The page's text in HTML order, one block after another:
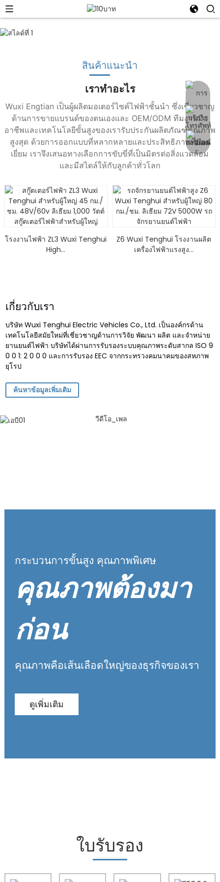
สินค้าแนะนำ
เราทำอะไร
Wuxi Engtian เป็นผู้ผลิตมอเตอร์ไซค์ไฟฟ้าชั้นนำ ซึ่งเชี่ยวชาญ
ด้านการขายแบรนด์ของตนเองและ OEM/ODM ทีมงานมือ
อาชีพและเทคโนโลยีขั้นสูงของเรารับประกันผลิตภัณฑ์คุณภาพ
สูงสุด ด้วยการออกแบบที่หลากหลายและประสิทธิภาพที่ยอด
เยี่ยม เราจึงเสนอทางเลือกการขับขี่ที่เป็นมิตรต่อสิ่งแวดล้อม
และมีสไตล์ให้กับลูกค้าทั่วโลก
โรงงานไฟฟ้า ZL3 Wuxi Tenghui
High...
Z6 Wuxi Tenghui โรงงานผลิต
เครื่องไฟฟ้าแรงสูง...
เกี่ยวกับเรา
บริษัท Wuxi Tenghui Electric Vehicles Co., Ltd. เป็นองค์กรด้าน
เทคโนโลยีสมัยใหม่ที่เชี่ยวชาญด้านการวิจัย พัฒนา ผลิต และจำหน่าย
ยานยนต์ไฟฟ้า บริษัทได้ผ่านการรับรองระบบคุณภาพระดับสากล ISO 9
0 0 1: 2 0 0 0 และการรับรอง EEC จากกระทรวงคมนาคมของสหภาพ
ยุโรป
ค้นหาข้อมูลเพิ่มเติม
กระบวนการขั้นสูง คุณภาพพิเศษ
คุณภาพต้องมา
ก่อน
คุณภาพคือเส้นเลือดใหญ่ของธุรกิจของเรา
ดูเพิ่มเติม
ใบรับรอง